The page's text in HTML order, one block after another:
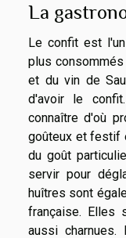
La
Le confit est
plus
et du vin de
d'avoir le
connaître d'où
goûteux et festif
du goût
servir pour
huîtres sont
française. Elles
aussi